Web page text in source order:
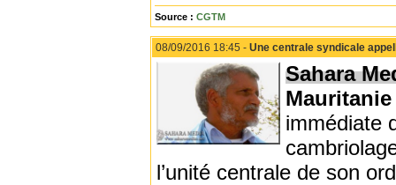
Source : CGTM
08/09/2016 18:45 - Une centrale syndicale
Sahara
immédiate
l’unité centrale de son